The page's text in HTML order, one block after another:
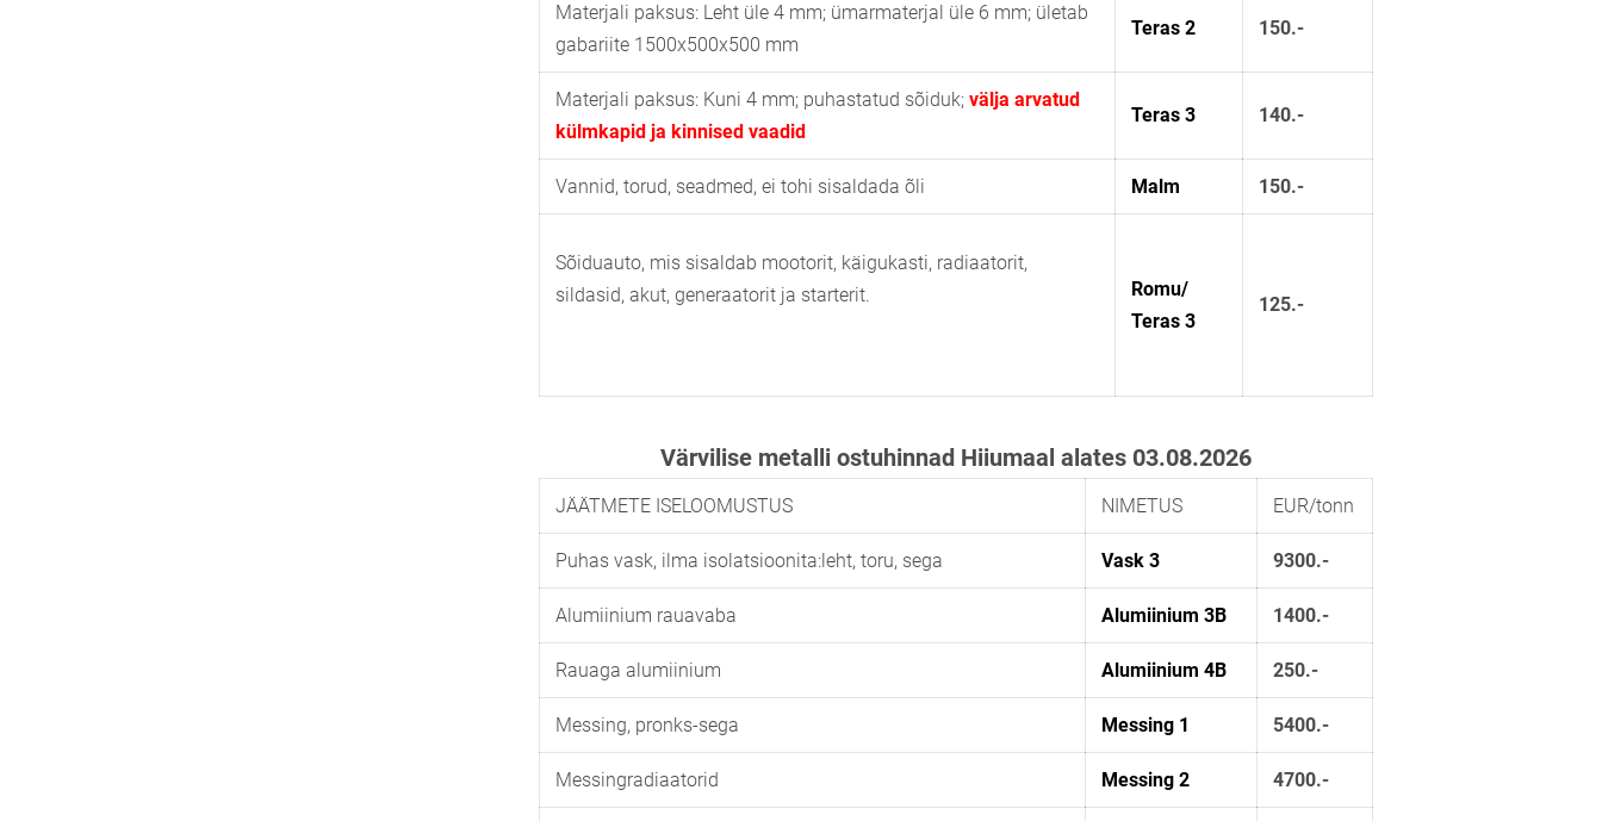
Materjali paksus: Leht üle 4 mm; ümarmaterjal üle 6 mm; ületab
gabariite 1500x500x500 mm
Teras 2 150.-
Materjali paksus: Kuni 4 mm; puhastatud sõiduk; välja arvatud
külmkapid ja kinnised vaadid
Teras 3 140.-
Vannid, torud, seadmed, ei tohi sisaldada õli Malm 150.-
Sõiduauto, mis sisaldab mootorit, käigukasti, radiaatorit,
sildasid, akut, generaatorit ja starterit.
Romu/
Teras 3
125.-
Värvilise metalli ostuhinnad Hiiumaal alates 03.08.2026
JÄÄTMETE ISELOOMUSTUS NIMETUS EUR/tonn
Puhas vask, ilma isolatsioonita:leht, toru, sega Vask 3 9300.-
Alumiinium rauavaba Alumiinium 3B 1400.-
Rauaga alumiinium Alumiinium 4B 250.-
Messing, pronks-sega Messing 1 5400.-
Messingradiaatorid Messing 2 4700.-